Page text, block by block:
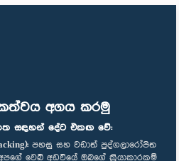
අගය කරමු
සඳහන් දේට එකඟ වේ:
පහසු සහ වඩාත් පුද්ගලාරෝපිත
වෙබ් අඩවියේ ඔබගේ ක්‍රියාකාරකම්